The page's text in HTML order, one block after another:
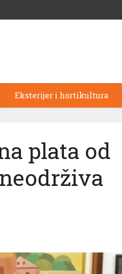
Eksterijer i hortikultura
plata od